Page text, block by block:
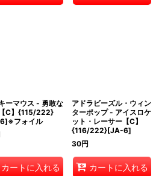
ーマウス - 勇敢な
C】{115/222}
フォイル
カートに入れる
アドラビーズル・ウィン
ターポップ - アイスロケ
ット・レーサー【C】
{116/222}[JA-6]
30円
カートに入れる